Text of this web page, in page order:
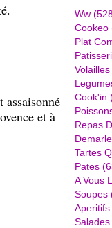
assaisonné
et à
Ww
Cookeo
Plat
Volailles
Cook'in
Repas
Demarle
Tartes
Pates
A Vous
Soupes
Aperitifs
Salades